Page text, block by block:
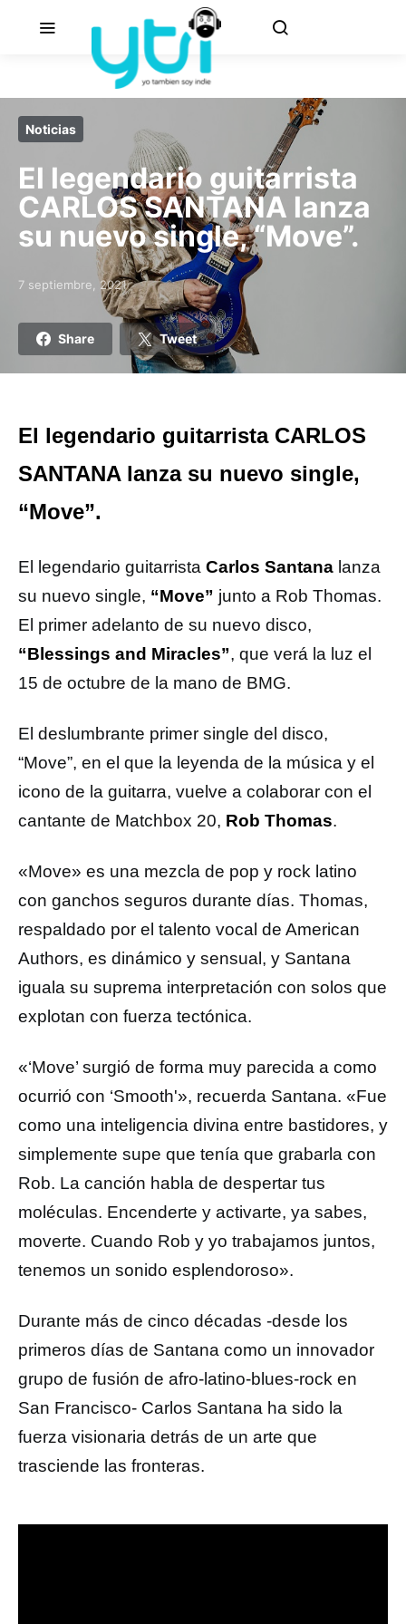
Noticias
El legendario guitarrista
CARLOS SANTANA lanza
su nuevo single, “Move”.
Posted on
7 septiembre, 2021
Share Tweet
El legendario guitarrista CARLOS
SANTANA lanza su nuevo single,
“Move”.
El legendario guitarrista Carlos Santana lanza
su nuevo single, “Move” junto a Rob Thomas.
El primer adelanto de su nuevo disco,
“Blessings and Miracles”, que verá la luz el
15 de octubre de la mano de BMG.
El deslumbrante primer single del disco,
“Move”, en el que la leyenda de la música y el
icono de la guitarra, vuelve a colaborar con el
cantante de Matchbox 20, Rob Thomas.
«Move» es una mezcla de pop y rock latino
con ganchos seguros durante días. Thomas,
respaldado por el talento vocal de American
Authors, es dinámico y sensual, y Santana
iguala su suprema interpretación con solos que
explotan con fuerza tectónica.
«‘Move’ surgió de forma muy parecida a como
ocurrió con ‘Smooth'», recuerda Santana. «Fue
como una inteligencia divina entre bastidores, y
simplemente supe que tenía que grabarla con
Rob. La canción habla de despertar tus
moléculas. Encenderte y activarte, ya sabes,
moverte. Cuando Rob y yo trabajamos juntos,
tenemos un sonido esplendoroso».
Durante más de cinco décadas -desde los
primeros días de Santana como un innovador
grupo de fusión de afro-latino-blues-rock en
San Francisco- Carlos Santana ha sido la
fuerza visionaria detrás de un arte que
trasciende las fronteras.